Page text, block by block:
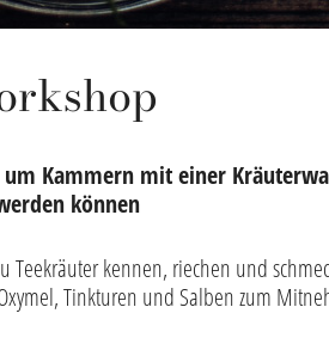
um Kammern mit einer
können
Teekräuter kennen, riechen und
Tinkturen und Salben zum